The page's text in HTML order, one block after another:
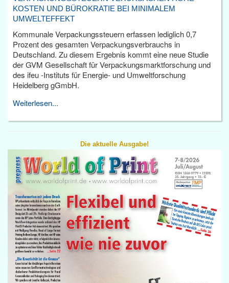
KOSTEN UND BÜROKRATIE BEI MINIMALEM
UMWELTEFFEKT
Kommunale Verpackungssteuern erfassen lediglich 0,7
Prozent des gesamten Verpackungsverbrauchs in
Deutschland. Zu diesem Ergebnis kommt eine neue Studie
der GVM Gesellschaft für Verpackungsmarktforschung und
des ifeu -Instituts für Energie- und Umweltforschung
Heidelberg gGmbH.
Weiterlesen...
Die aktuelle Ausgabe!